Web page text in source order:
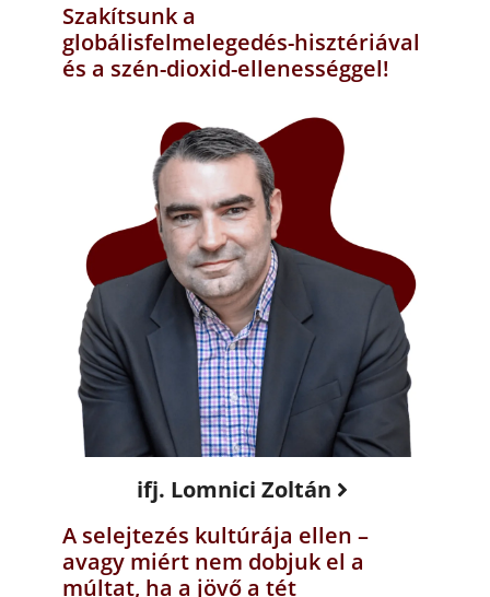
Szakítsunk a
globálisfelmelegedés-hisztériával
és a szén-dioxid-ellenességgel!
ifj. Lomnici Zoltán
A selejtezés kultúrája ellen –
avagy miért nem dobjuk el a
múltat, ha a jövő a tét